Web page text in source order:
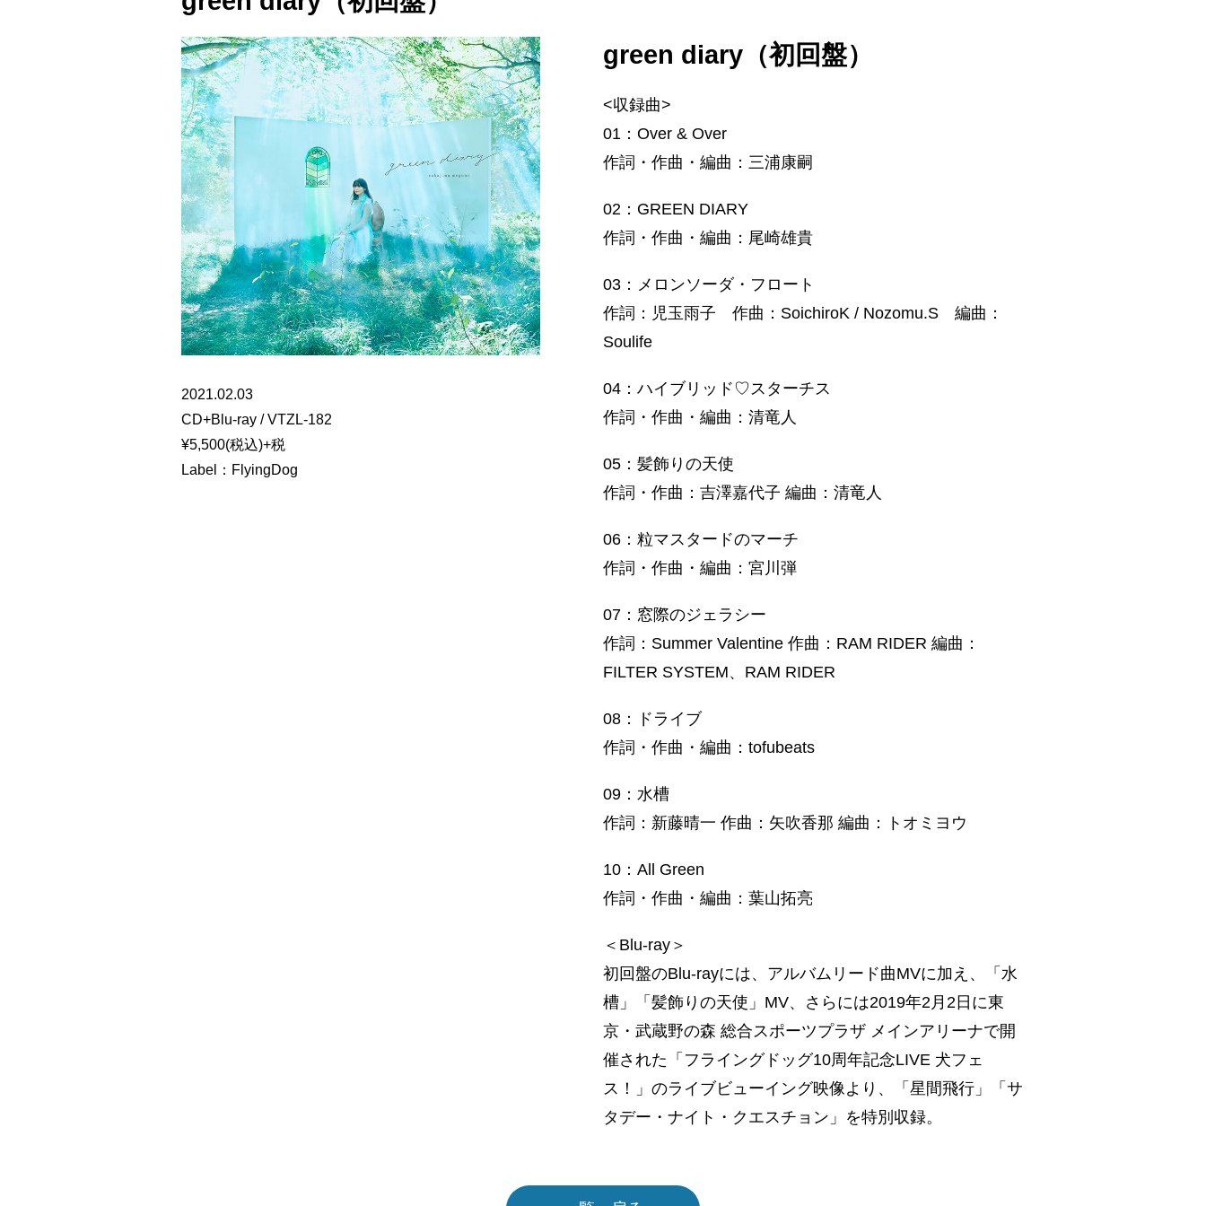
2021.02.03
CD+Blu-ray / VTZL-182
¥5,500(税込)+税
Label：FlyingDog
green diary（初回盤）
<収録曲>
01：Over & Over
作詞・作曲・編曲：三浦康嗣
02：GREEN DIARY
作詞・作曲・編曲：尾崎雄貴
03：メロンソーダ・フロート
作詞：児玉雨子 作曲：SoichiroK / Nozomu.S 編曲：
Soulife
04：ハイブリッド♡スターチス
作詞・作曲・編曲：清竜人
05：髪飾りの天使
作詞・作曲：吉澤嘉代子 編曲：清竜人
06：粒マスタードのマーチ
作詞・作曲・編曲：宮川弾
07：窓際のジェラシー
作詞：Summer Valentine 作曲：RAM RIDER 編曲：
FILTER SYSTEM、RAM RIDER
08：ドライブ
作詞・作曲・編曲：tofubeats
09：水槽
作詞：新藤晴一 作曲：矢吹香那 編曲：トオミヨウ
10：All Green
作詞・作曲・編曲：葉山拓亮
＜Blu-ray＞
初回盤のBlu-rayには、アルバムリード曲MVに加え、「水
槽」「髪飾りの天使」MV、さらには2019年2月2日に東
京・武蔵野の森 総合スポーツプラザ メインアリーナで開
催された「フライングドッグ10周年記念LIVE 犬フェ
ス！」のライブビューイング映像より、「星間飛行」「サ
タデー・ナイト・クエスチョン」を特別収録。